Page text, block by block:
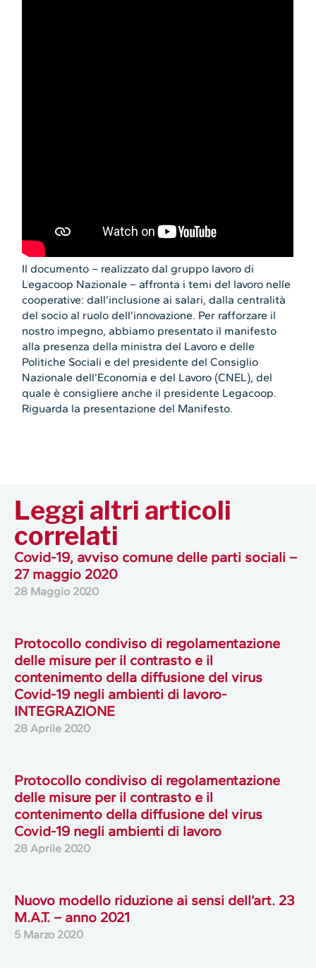
Il documento – realizzato dal gruppo lavoro di
Legacoop Nazionale – affronta i temi del lavoro nelle
cooperative: dall’inclusione ai salari, dalla centralità
del socio al ruolo dell’innovazione. Per rafforzare il
nostro impegno, abbiamo presentato il manifesto
alla presenza della ministra del Lavoro e delle
Politiche Sociali e del presidente del Consiglio
Nazionale dell’Economia e del Lavoro (CNEL), del
quale è consigliere anche il presidente Legacoop.
Riguarda la presentazione del Manifesto.
Leggi altri articoli
correlati
Covid-19, avviso comune delle parti sociali –
27 maggio 2020
28 Maggio 2020
Protocollo condiviso di regolamentazione
delle misure per il contrasto e il
contenimento della diffusione del virus
Covid-19 negli ambienti di lavoro-
INTEGRAZIONE
28 Aprile 2020
Protocollo condiviso di regolamentazione
delle misure per il contrasto e il
contenimento della diffusione del virus
Covid-19 negli ambienti di lavoro
28 Aprile 2020
Nuovo modello riduzione ai sensi dell’art. 23
M.A.T. – anno 2021
5 Marzo 2020